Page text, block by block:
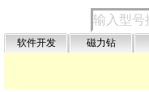
软件开发 磁力钻